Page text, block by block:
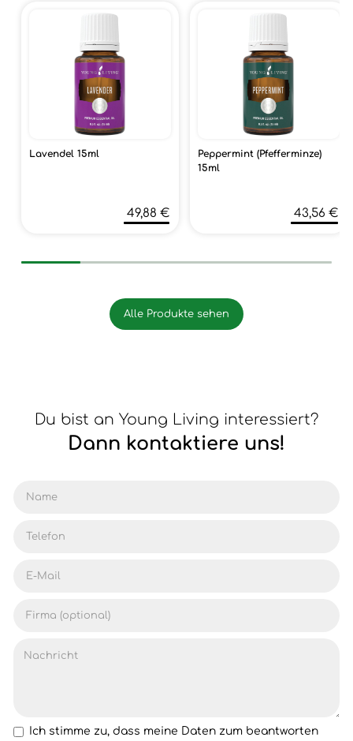
Lavendel 15ml
49,88 €
Peppermint (Pfefferminze)
15ml
43,56 €
Alle Produkte sehen
Du bist an Young Living interessiert?
Dann kontaktiere uns!
Ich stimme zu, dass meine Daten zum beantworten